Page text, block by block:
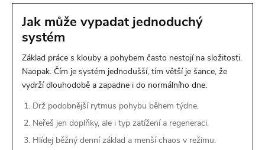
Jak může vypadat jednoduchý
systém
Základ práce s klouby a pohybem často nestojí na složitosti.
Naopak. Čím je systém jednodušší, tím větší je šance, že
vydrží dlouhodobě a zapadne i do normálního dne.
Drž podobnější rytmus pohybu během týdne.
Neřeš jen doplňky, ale i typ zatížení a regeneraci.
Hlídej běžný denní základ a menší chaos v režimu.